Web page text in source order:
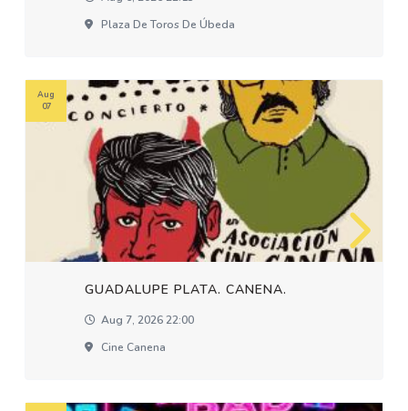
Plaza De Toros De Úbeda
GUADALUPE PLATA. CANENA.
Aug 7, 2026 22:00
Cine Canena
Aug
07